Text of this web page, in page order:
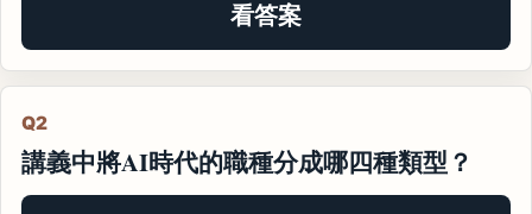
看答案
Q2
講義中將AI時代的職種分成哪四種類型？